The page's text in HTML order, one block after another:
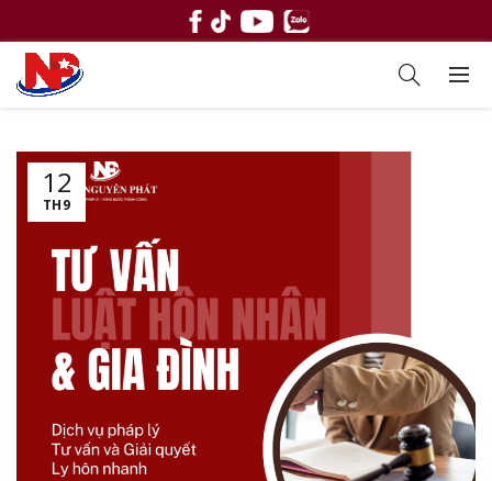
12
TH9